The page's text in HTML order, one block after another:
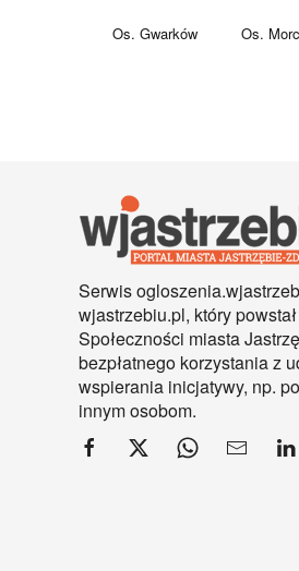
Os. Gwarków Os.
Serwis
wjastrzebiu.pl, który
Społeczności miasta
bezpłatnego korzystania z
wspierania inicjatywy, np.
innym osobom.